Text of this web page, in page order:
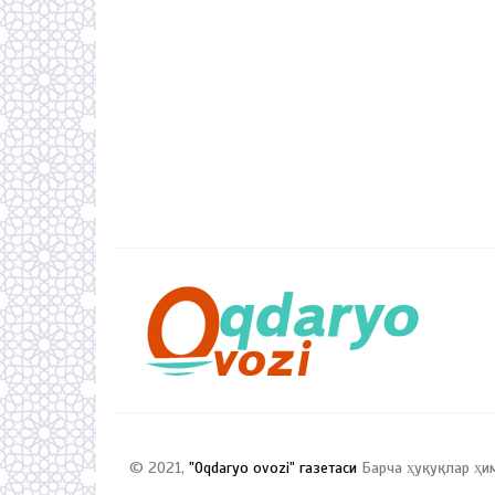
© 2021, "Oqdaryo ovozi" газетаси Барча ҳуқуқлар